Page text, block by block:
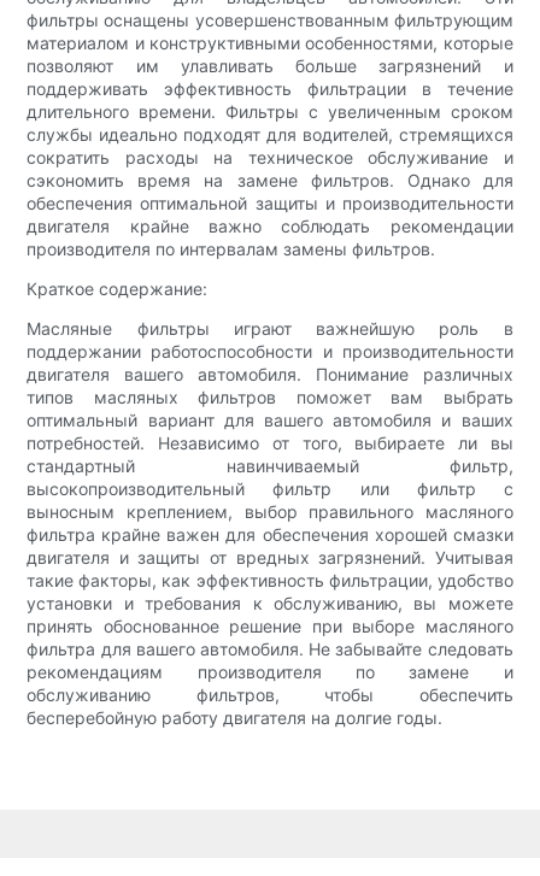
фильтры оснащены усовершенствованным фильтрующим
материалом и конструктивными особенностями, которые
позволяют им улавливать больше загрязнений и
поддерживать эффективность фильтрации в течение
длительного времени. Фильтры с увеличенным сроком
службы идеально подходят для водителей, стремящихся
сократить расходы на техническое обслуживание и
сэкономить время на замене фильтров. Однако для
обеспечения оптимальной защиты и производительности
двигателя крайне важно соблюдать рекомендации
производителя по интервалам замены фильтров.
Краткое содержание:
Масляные фильтры играют важнейшую роль в
поддержании работоспособности и производительности
двигателя вашего автомобиля. Понимание различных
типов масляных фильтров поможет вам выбрать
оптимальный вариант для вашего автомобиля и ваших
потребностей. Независимо от того, выбираете ли вы
стандартный навинчиваемый фильтр,
высокопроизводительный фильтр или фильтр с
выносным креплением, выбор правильного масляного
фильтра крайне важен для обеспечения хорошей смазки
двигателя и защиты от вредных загрязнений. Учитывая
такие факторы, как эффективность фильтрации, удобство
установки и требования к обслуживанию, вы можете
принять обоснованное решение при выборе масляного
фильтра для вашего автомобиля. Не забывайте следовать
рекомендациям производителя по замене и
обслуживанию фильтров, чтобы обеспечить
бесперебойную работу двигателя на долгие годы.